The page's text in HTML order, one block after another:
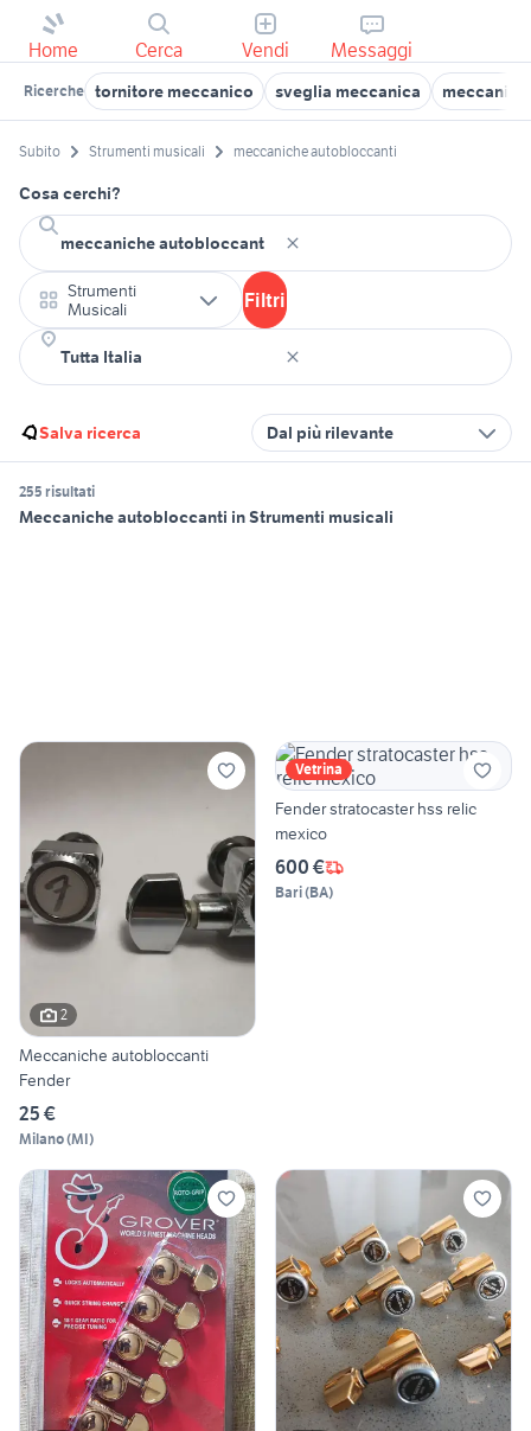
Home Cerca Vendi Messaggi
Ricerche tornitore meccanico sveglia meccanica
Subito Strumenti musicali meccaniche autobloccanti
Cosa cerchi?
Strumenti
Musicali
Filtri
Salva ricerca Dal più rilevante
255 risultati
Meccaniche autobloccanti in Strumenti musicali
2
Meccaniche autobloccanti
Fender
25 €
Milano(MI)
Vetrina
Fender stratocaster hss relic
mexico
600 €
Bari(BA)